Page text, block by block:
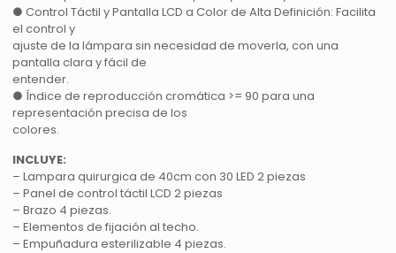
● Control Táctil y Pantalla LCD a Color de Alta Definición: Facilita
el control y
ajuste de la lámpara sin necesidad de moverla, con una
pantalla clara y fácil de
entender.
● Índice de reproducción cromática >= 90 para una
representación precisa de los
colores.
INCLUYE:
– Lampara quirurgica de 40cm con 30 LED 2 piezas
– Panel de control táctil LCD 2 piezas
– Brazo 4 piezas.
– Elementos de fijación al techo.
– Empuñadura esterilizable 4 piezas.